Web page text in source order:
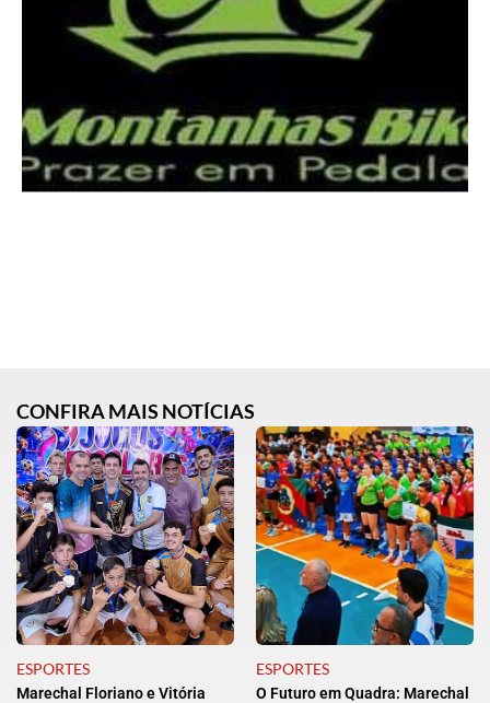
CONFIRA MAIS NOTÍCIAS
ESPORTES
Marechal Floriano e Vitória
ESPORTES
O Futuro em Quadra: Marechal